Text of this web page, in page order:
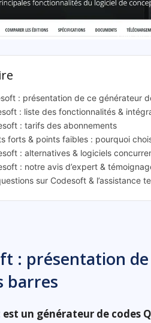
Codesoft:
: présentation de ce générateur
: liste des fonctionnalités &
: tarifs des abonnements
forts & points faibles : pourquoi
: alternatives & logiciels
: notre avis d’expert &
sur Codesoft & l’assistance
: présentation
barres
un générateur de codes